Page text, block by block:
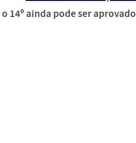
o 14º ainda pode ser